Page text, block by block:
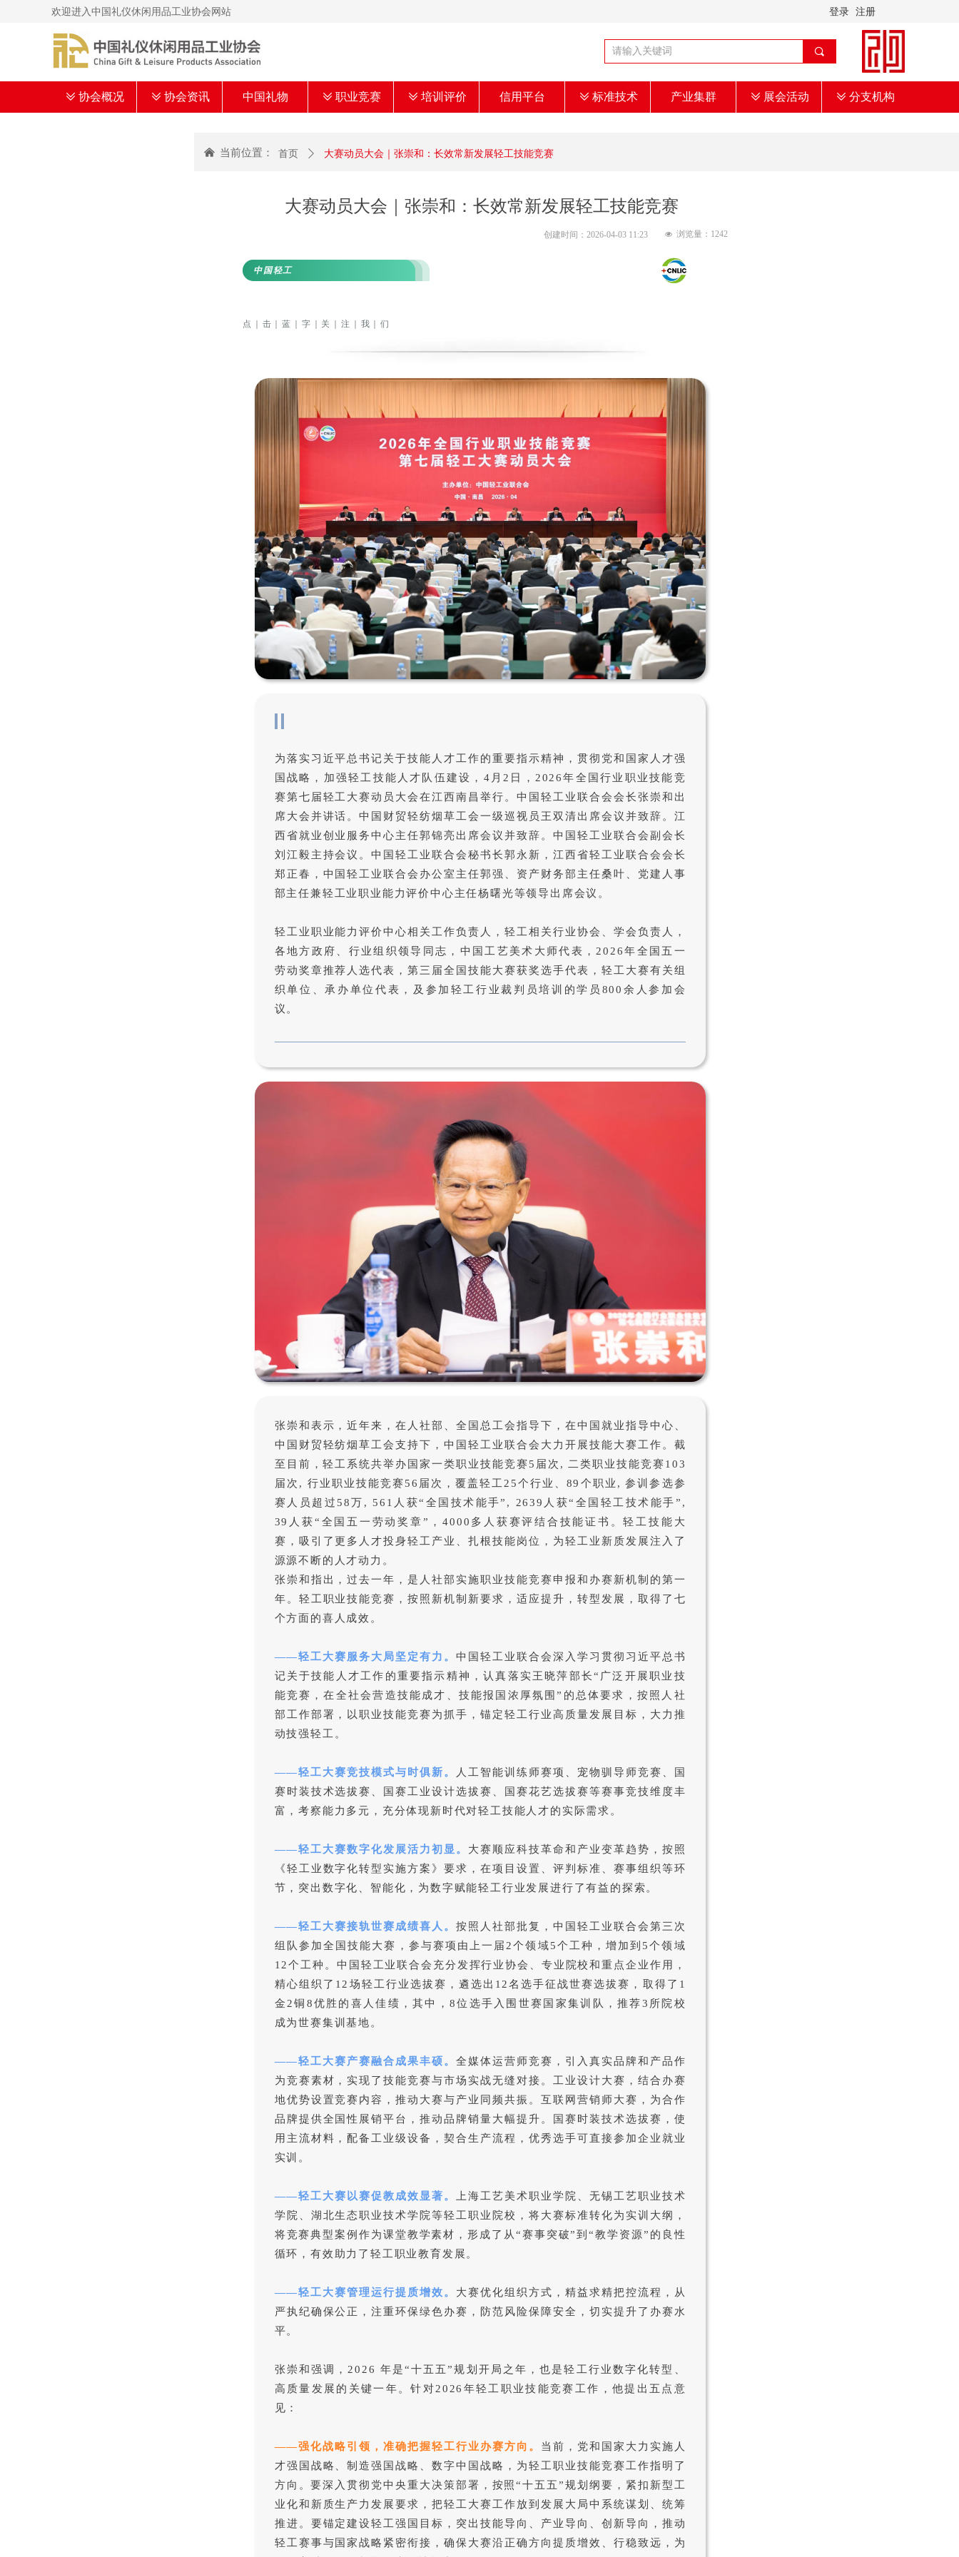
끠
欢迎进入中国礼仪休闲用品工业协会网站 登录 注册
ꅂ 协会概况 ꅂ 协会资讯 中国礼物 ꅂ 职业竞赛 ꅂ 培训评价 信用平台 ꅂ 标准技术 产业集群 ꅂ 展会活动 ꅂ 分支机构
大赛动员大会｜张崇和：长效常新发展轻工技能竞赛
中国轻工
点｜击｜蓝｜字｜关｜注｜我｜们
为落实习近平总书记关于技能人才工作的重要指示精神，贯彻党和国家人才强
国战略，加强轻工技能人才队伍建设，4月2日，2026年全国行业职业技能竞
赛第七届轻工大赛动员大会在江西南昌举行。中国轻工业联合会会长张崇和出
席大会并讲话。中国财贸轻纺烟草工会一级巡视员王双清出席会议并致辞。江
西省就业创业服务中心主任郭锦亮出席会议并致辞。中国轻工业联合会副会长
刘江毅主持会议。中国轻工业联合会秘书长郭永新，江西省轻工业联合会会长
郑正春，中国轻工业联合会办公室主任郭强、资产财务部主任桑叶、党建人事
部主任兼轻工业职业能力评价中心主任杨曙光等领导出席会议。
轻工业职业能力评价中心相关工作负责人，轻工相关行业协会、学会负责人，
各地方政府、行业组织领导同志，中国工艺美术大师代表，2026年全国五一
劳动奖章推荐人选代表，第三届全国技能大赛获奖选手代表，轻工大赛有关组
织单位、承办单位代表，及参加轻工行业裁判员培训的学员800余人参加会
议。
张崇和表示，近年来，在人社部、全国总工会指导下，在中国就业指导中心、
中国财贸轻纺烟草工会支持下，中国轻工业联合会大力开展技能大赛工作。截
至目前，轻工系统共举办国家一类职业技能竞赛5届次, 二类职业技能竞赛103
届次, 行业职业技能竞赛56届次，覆盖轻工25个行业、89个职业, 参训参选参
赛人员超过58万, 561人获“全国技术能手”, 2639人获“全国轻工技术能手”,
39人获“全国五一劳动奖章”，4000多人获赛评结合技能证书。轻工技能大
赛，吸引了更多人才投身轻工产业、扎根技能岗位，为轻工业新质发展注入了
源源不断的人才动力。
张崇和指出，过去一年，是人社部实施职业技能竞赛申报和办赛新机制的第一
年。轻工职业技能竞赛，按照新机制新要求，适应提升，转型发展，取得了七
个方面的喜人成效。
——轻工大赛服务大局坚定有力。中国轻工业联合会深入学习贯彻习近平总书
记关于技能人才工作的重要指示精神，认真落实王晓萍部长“广泛开展职业技
能竞赛，在全社会营造技能成才、技能报国浓厚氛围”的总体要求，按照人社
部工作部署，以职业技能竞赛为抓手，锚定轻工行业高质量发展目标，大力推
动技强轻工。
——轻工大赛竞技模式与时俱新。
人工智能训练师赛项、宠物驯导师竞赛、国
赛时装技术选拔赛、国赛工业设计选拔赛、国赛花艺选拔赛等赛事竞技维度丰
富，考察能力多元，充分体现新时代对轻工技能人才的实际需求。
——轻工大赛数字化发展活力初显。 大赛顺应科技革命和产业变革趋势，按照
《轻工业数字化转型实施方案》要求，在项目设置、评判标准、赛事组织等环
节，突出数字化、智能化，为数字赋能轻工行业发展进行了有益的探索。
——轻工大赛接轨世赛成绩喜人。按照人社部批复，中国轻工业联合会第三次
组队参加全国技能大赛，参与赛项由上一届2个领域5个工种，增加到5个领域
12个工种。中国轻工业联合会充分发挥行业协会、专业院校和重点企业作用，
精心组织了12场轻工行业选拔赛，遴选出12名选手征战世赛选拔赛，取得了1
金2铜8优胜的喜人佳绩，其中，8位选手入围世赛国家集训队，推荐3所院校
成为世赛集训基地。
——轻工大赛产赛融合成果丰硕。全媒体运营师竞赛，引入真实品牌和产品作
为竞赛素材，实现了技能竞赛与市场实战无缝对接。工业设计大赛，结合办赛
地优势设置竞赛内容，推动大赛与产业同频共振。互联网营销师大赛，为合作
品牌提供全国性展销平台，推动品牌销量大幅提升。国赛时装技术选拔赛，使
用主流材料，配备工业级设备，契合生产流程，优秀选手可直接参加企业就业
实训。
——轻工大赛以赛促教成效显著。上海工艺美术职业学院、无锡工艺职业技术
学院、湖北生态职业技术学院等轻工职业院校，将大赛标准转化为实训大纲，
将竞赛典型案例作为课堂教学素材，形成了从“赛事突破”到“教学资源”的良性
循环，有效助力了轻工职业教育发展。
——轻工大赛管理运行提质增效。 大赛优化组织方式，精益求精把控流程，从
严执纪确保公正，注重环保绿色办赛，防范风险保障安全，切实提升了办赛水
平。
张崇和强调，2026 年是“十五五”规划开局之年，也是轻工行业数字化转型、
高质量发展的关键一年。针对2026年轻工职业技能竞赛工作，他提出五点意
见：
——强化战略引领，准确把握轻工行业办赛方向。 当前，党和国家大力实施人
才强国战略、制造强国战略、数字中国战略，为轻工职业技能竞赛工作指明了
方向。要深入贯彻党中央重大决策部署，按照“十五五”规划纲要，紧扣新型工
业化和新质生产力发展要求，把轻工大赛工作放到发展大局中系统谋划、统筹
推进。要锚定建设轻工强国目标，突出技能导向、产业导向、创新导向，推动
轻工赛事与国家战略紧密衔接，确保大赛沿正确方向提质增效、行稳致远，为
낀 当前位置： 首页 ꄲ 大赛动员大会｜张崇和：长效常新发展轻工技能竞赛
创建时间： 2026-04-03 11:23 넶 浏览量： 1242